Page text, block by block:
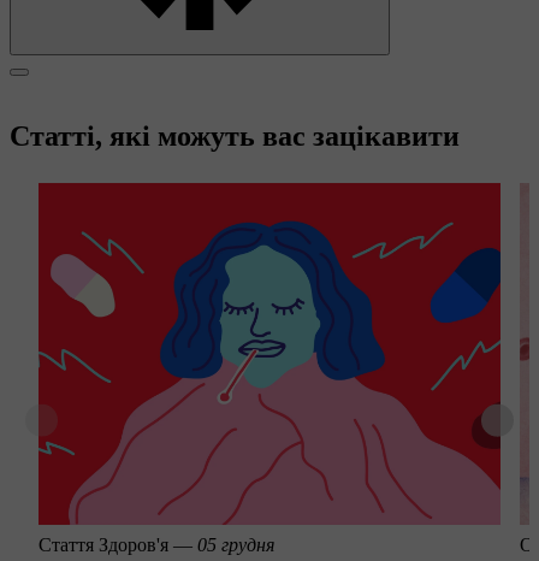
Статті, які можуть вас зацікавити
Стаття Здоров'я — 05 грудня